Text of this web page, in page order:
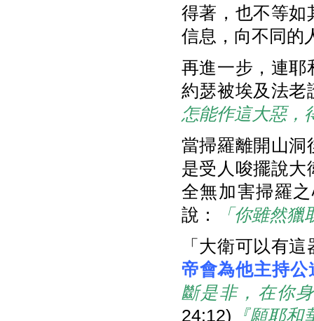
得著，也不等如
信息，向不同的
再進一步，連耶
約瑟被埃及法老
怎能作這大惡，
當掃羅離開山洞
是受人唆擺說大
全無加害掃羅
說：
「你雖然
「大衛可以有
帝會為他主持
斷是非，在你
24:12) 『願耶